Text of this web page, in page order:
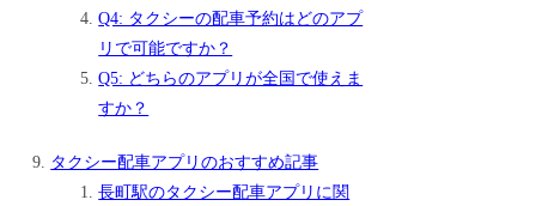
Q4: タクシーの配車予約はどのアプ
リで可能ですか？
Q5: どちらのアプリが全国で使えま
すか？
タクシー配車アプリのおすすめ記事
長町駅のタクシー配車アプリに関